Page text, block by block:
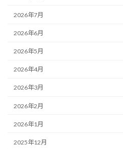
2026年7月
2026年6月
2026年5月
2026年4月
2026年3月
2026年2月
2026年1月
2025年12月